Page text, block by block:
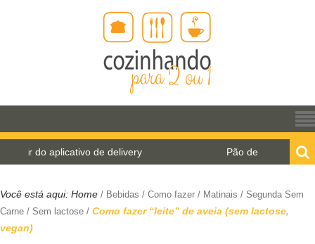
aplicativo de delivery Pão de água para o World
Você está aqui: Home / Bebidas / Como fazer / Matinais / Segunda Sem
Carne / Sem lactose / Como fazer “leite” de aveia (sem lactose,
vegan)